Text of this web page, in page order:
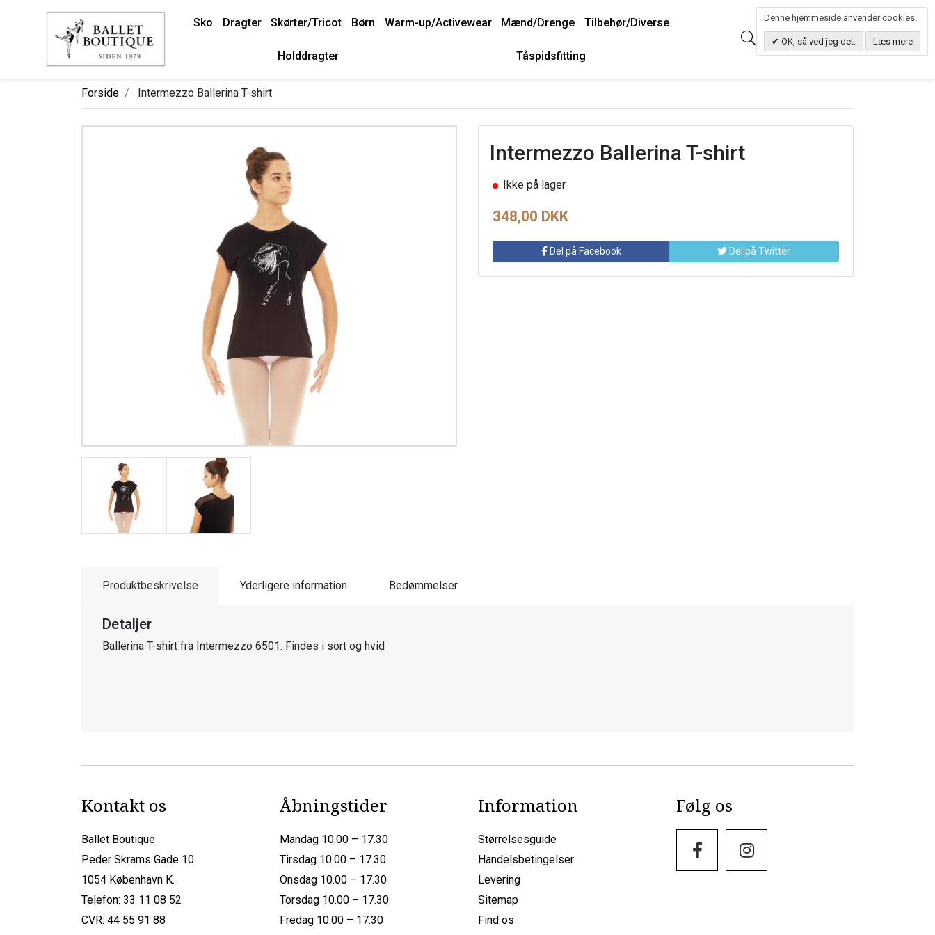
Sko Dragter Skørter/Tricot Børn Warm-up/Activewear Mænd/Drenge Tilbehør/Diverse
Holddragter Tåspidsfitting
Søg 0.00 DKK
Forside Intermezzo Ballerina T-shirt
Intermezzo Ballerina T-shirt
Ikke på lager
348,00 DKK
Del på Facebook Del på Twitter
Produktbeskrivelse Yderligere information Bedømmelser
Detaljer
Ballerina T-shirt fra Intermezzo 6501. Findes i sort og hvid
Kontakt os
Ballet Boutique
Peder Skrams Gade 10
1054 København K.
Telefon: 33 11 08 52
CVR: 44 55 91 88
Åbningstider
Mandag 10.00 – 17.30
Tirsdag 10.00 – 17.30
Onsdag 10.00 – 17.30
Torsdag 10.00 – 17.30
Fredag 10.00 – 17.30
Information
Størrelsesguide
Handelsbetingelser
Levering
Sitemap
Find os
Følg os
Denne hjemmeside anvender cookies.
OK, så ved jeg det. Læs mere